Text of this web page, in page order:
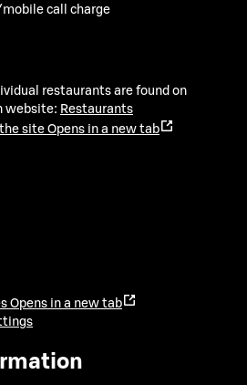
call charge
restaurants are found on
website: Restaurants
site Opens in a new tab
Opens in a new tab